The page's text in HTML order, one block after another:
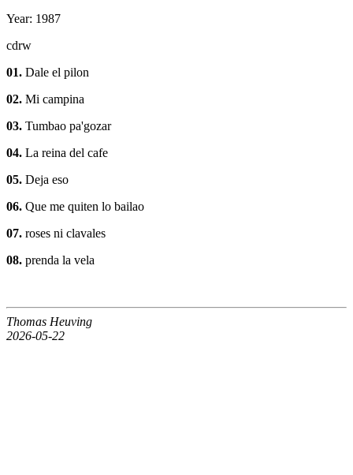
Year: 1987
cdrw
01. Dale el pilon
02. Mi campina
03. Tumbao pa'gozar
04. La reina del cafe
05. Deja eso
06. Que me quiten lo bailao
07. roses ni clavales
08. prenda la vela
Thomas Heuving
2026-05-22